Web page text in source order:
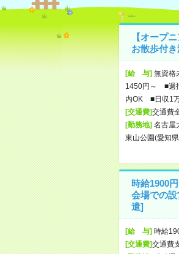
【オープ
お散歩付
[給 与]無資格
1450円～ ■週
内OK ■日収1
[交通費]交通費
[勤務地]名古屋
東山公園(愛知
時給1900
会場での
遣]
[給 与]時給
[交通費]交通費